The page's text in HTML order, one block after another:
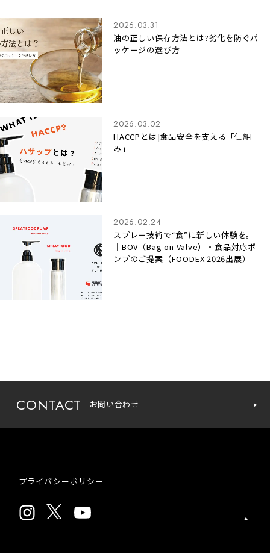
2026.03.31
油の正しい保存方法とは?劣化を防ぐパ
ッケージの選び方
2026.03.02
HACCPとは|食品安全を支える「仕組
み」
2026.02.24
スプレー技術で“食”に新しい体験を。
｜BOV（Bag on Valve）・食品対応ポ
ンプのご提案（FOODEX 2026出展）
CONTACT お問い合わせ
プライバシーポリシー